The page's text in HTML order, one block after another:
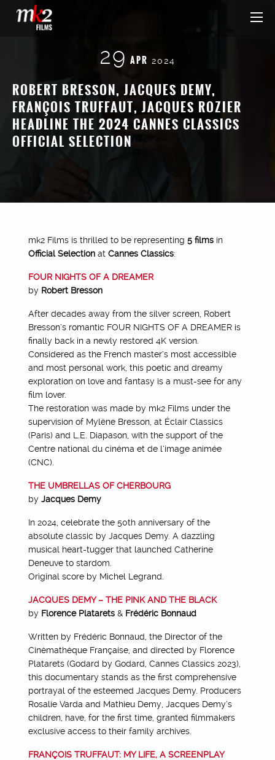
29 APR 2024
ROBERT BRESSON, JACQUES DEMY,
FRANÇOIS TRUFFAUT, JACQUES ROZIER
HEADLINE THE 2024 CANNES CLASSICS
OFFICIAL SELECTION
mk2 Films is thrilled to be representing 5 filmsin
Official Selectionat Cannes Classics:
FOUR NIGHTS OF A DREAMER
by Robert Bresson
After decades away from the silver screen, Robert
Bresson’s romantic FOUR NIGHTS OF A DREAMER is
finally back in a newly restored 4K version.
Considered as the French master’s most accessible
and most personal work, this poetic and dreamy
exploration on love and fantasy is a must-see for any
film lover.
The restoration was made by mk2 Films under the
supervision of Mylène Bresson, at Éclair Classics
(Paris) and L.E. Diapason, with the support of the
Centre national du cinéma et de l’image animée
(CNC).
THE UMBRELLAS OF CHERBOURG
by Jacques Demy
In 2024, celebrate the 50th anniversary of the
absolute classic by Jacques Demy. A dazzling
musical heart-tugger that launched Catherine
Deneuve to stardom.
Original score by Michel Legrand.
JACQUES DEMY – THE PINK AND THE BLACK
by Florence Platarets &Frédéric Bonnaud
Written by Frédéric Bonnaud, the Director of the
Cinémathèque Française, and directed by Florence
Platarets (Godard by Godard, Cannes Classics 2023),
this documentary stands as the first comprehensive
portrayal of the esteemed Jacques Demy. Producers
Rosalie Varda and Mathieu Demy, Jacques Demy’s
children, have, for the first time, granted filmmakers
exclusive access to their family archives.
FRANÇOIS TRUFFAUT: MY LIFE, A SCREENPLAY